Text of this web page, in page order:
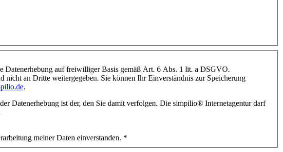
Datenerhebung auf freiwilliger Basis gemäß Art. 6 Abs. 1 lit. a DSGVO.
nicht an Dritte weitergegeben. Sie können Ihr Einverständnis zur Speicherung
.
Internetagentur. Es werden die Daten verarbeitet, die Sie uns mitteilen. Zweck der Datenerhebung ist der, den Sie damit verfolgen. Die simpilio® Internetagentur darf
meiner Daten einverstanden. *